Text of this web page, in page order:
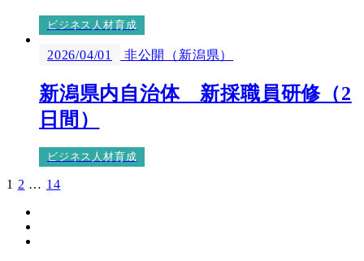
ビジネス人材育成
2026/04/01 非公開（新潟県）
新潟県内自治体 新採職員研修（2
日間）
ビジネス人材育成
投
の
1 2 … 14